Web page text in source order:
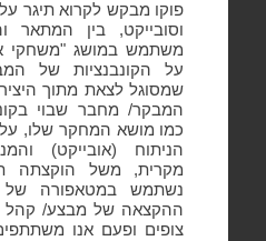
פוקו מבקש לקרוא תיגר
וסובייקט, בין המתאר
משתמש במושג "משחקי
על הקונבנציות של
שמסוגל לצאת מתוך
המבקר/ מחבר שבוי
כמו מושא המחקר שלו,
הניתוח (אובייקט)
מקרית, משל הוקצתה
נשתמש במטאפורה של
ההקצאה של מבצע/ קהל
צופים ופעם אנו